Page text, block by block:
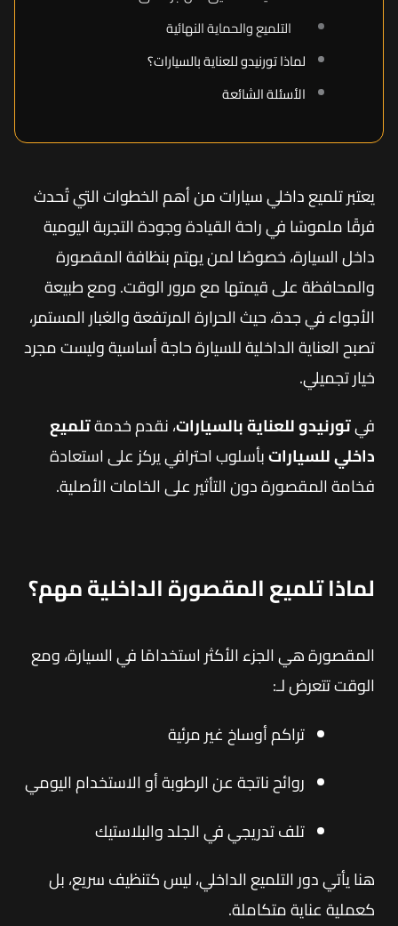
التلميع والحماية النهائية
لماذا تورنيدو للعناية بالسيارات؟
الأسئلة الشائعة
يعتبر تلميع داخلي سيارات من أهم الخطوات التي تُحدث
فرقًا ملموسًا في راحة القيادة وجودة التجربة اليومية
داخل السيارة، خصوصًا لمن يهتم بنظافة المقصورة
والمحافظة على قيمتها مع مرور الوقت. ومع طبيعة
الأجواء في جدة، حيث الحرارة المرتفعة والغبار المستمر،
تصبح العناية الداخلية للسيارة حاجة أساسية وليست مجرد
خيار تجميلي.
فيتورنيدو للعناية بالسيارات، نقدم خدمةتلميع
داخلي للسياراتبأسلوب احترافي يركز على استعادة
فخامة المقصورة دون التأثير على الخامات الأصلية.
لماذا تلميع المقصورة الداخلية مهم؟
المقصورة هي الجزء الأكثر استخدامًا في السيارة، ومع
الوقت تتعرض لـ:
تراكم أوساخ غير مرئية
روائح ناتجة عن الرطوبة أو الاستخدام اليومي
تلف تدريجي في الجلد والبلاستيك
هنا يأتي دور التلميع الداخلي، ليس كتنظيف سريع، بل
كعملية عناية متكاملة.